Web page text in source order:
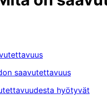
saavutettavuus
hyötyvät